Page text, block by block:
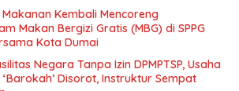
Kembali Mencoreng
Makan Bergizi Gratis (MBG) di SPPG
Kota Dumai
Negara Tanpa Izin DPMPTSP, Usaha
Disorot, Instruktur Sempat